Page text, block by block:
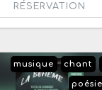
RÉSERVATION
chant
musique
poésie